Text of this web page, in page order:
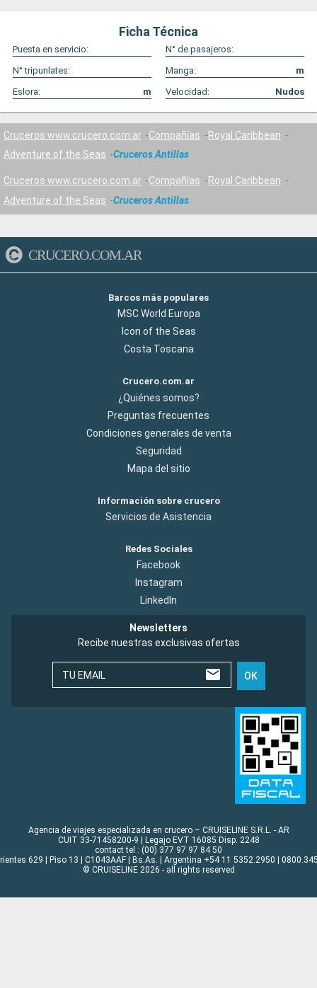
Ficha Técnica
Puesta en servicio:
N° de pasajeros:
N° tripunlates:
Manga:
m
Eslora:
m Velocidad: Nudos
Cruceros www.crucero.com.ar Compañías
Royal Caribbean
Adventure of the Seas
Cruceros Antillas
Cruceros www.crucero.com.ar Compañías
Royal Caribbean
Adventure of the Seas
Cruceros Antillas
CRUCERO.COM.AR
Barcos más populares
MSC World Europa
Icon of the Seas
Costa Toscana
Crucero.com.ar
¿Quiénes somos?
Preguntas frecuentes
Condiciones generales de venta
Seguridad
Mapa del sitio
Información sobre crucero
Servicios de Asistencia
Redes Sociales
Facebook
Instagram
LinkedIn
Newsletters
Recibe nuestras exclusivas ofertas
TU EMAIL OK
Agencia de viajes especializada en crucero – CRUISELINE S.R.L. - AR
CUIT 33-71458200-9 | Legajo EVT 16085 Disp. 2248
contact tel : (00) 377 97 97 84 50
629 | Piso 13 | C1043AAF | Bs.As. | Argentina +54 11 5352.2950 |
© CRUISELINE 2026 - all rights reserved